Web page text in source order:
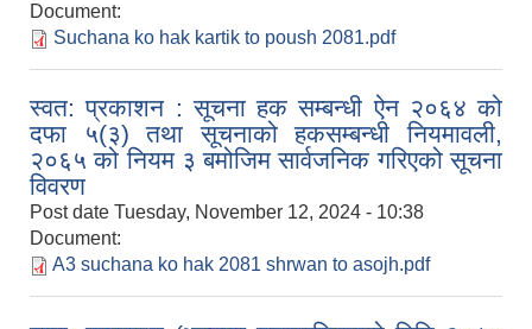
Document:
Suchana ko hak kartik to poush 2081.pdf
स्वत: प्रकाशन : सूचना हक सम्बन्धी ऐन २०६४ को
दफा ५(३) तथा सूचनाको हकसम्बन्धी नियमावली,
२०६५ को नियम ३ बमोजिम सार्वजनिक गरिएको सूचना
विवरण
Post date Tuesday, November 12, 2024 - 10:38
Document:
A3 suchana ko hak 2081 shrwan to asojh.pdf